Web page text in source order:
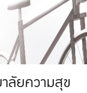
มหาวิทยาลัย
ลัยความสุข